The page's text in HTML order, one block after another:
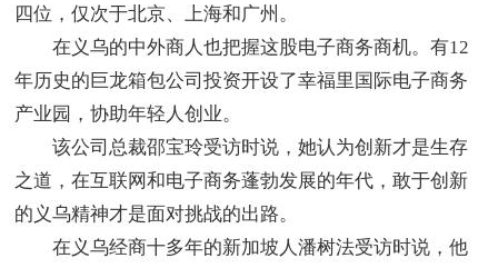
四位，仅次于北京、上海和广州。
在义乌的中外商人也把握这股电子商务商机。有12
年历史的巨龙箱包公司投资开设了幸福里国际电子商务
产业园，协助年轻人创业。
该公司总裁邵宝玲受访时说，她认为创新才是生存
之道，在互联网和电子商务蓬勃发展的年代，敢于创新
的义乌精神才是面对挑战的出路。
在义乌经商十多年的新加坡人潘树法受访时说，他